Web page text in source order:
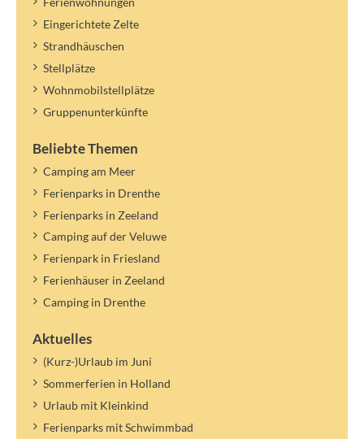
Eingerichtete Zelte
Strandhäuschen
Stellplätze
Wohnmobilstellplätze
Gruppenunterkünfte
Beliebte Themen
Camping am Meer
Ferienparks in Drenthe
Ferienparks in Zeeland
Camping auf der Veluwe
Ferienpark in Friesland
Ferienhäuser in Zeeland
Camping in Drenthe
Aktuelles
(Kurz-)Urlaub im Juni
Sommerferien in Holland
Urlaub mit Kleinkind
Ferienparks mit Schwimmbad